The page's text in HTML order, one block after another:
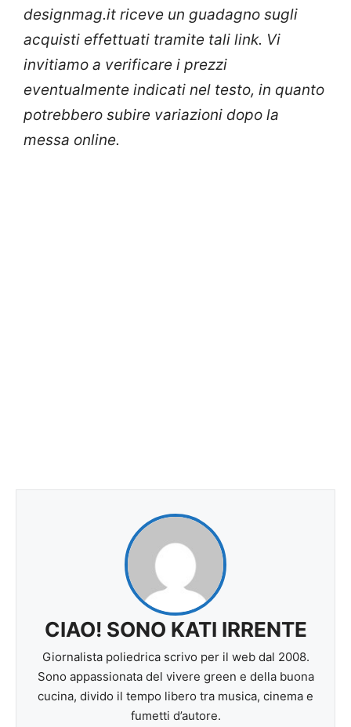
designmag.it riceve un guadagno sugli
acquisti effettuati tramite tali link. Vi
invitiamo a verificare i prezzi
eventualmente indicati nel testo, in quanto
potrebbero subire variazioni dopo la
messa online.
CIAO! SONO KATI IRRENTE
Giornalista poliedrica scrivo per il web dal 2008.
Sono appassionata del vivere green e della buona
cucina, divido il tempo libero tra musica, cinema e
fumetti d’autore.